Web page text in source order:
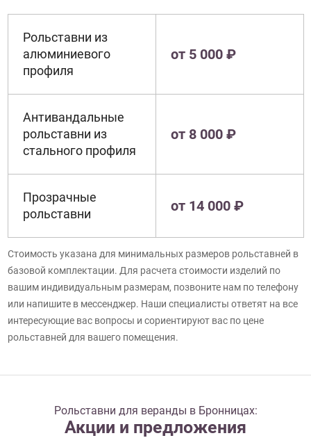
Рольставни из
алюминиевого
профиля
от 5 000 ₽
Антивандальные
рольставни из
стального профиля
от 8 000 ₽
Прозрачные
рольставни
от 14 000 ₽
Стоимость указана для минимальных размеров рольставней в
базовой комплектации. Для расчета стоимости изделий по
вашим индивидуальным размерам, позвоните нам по телефону
или напишите в мессенджер. Наши специалисты ответят на все
интересующие вас вопросы и сориентируют вас по цене
рольставней для вашего помещения.
Рольставни для веранды в Бронницах:
Акции и предложения